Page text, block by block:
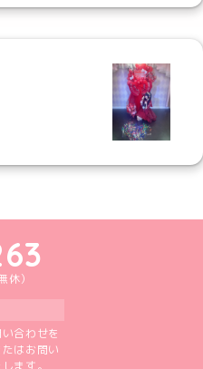
TikTok公式アカウント
みんX公式アカウント
りーみんInstagram公式アカウント
めいどりーみんFacebook公式アカウン
めいどりーみんYouTube公式アカ
）
合わせを
はお問い
ます。